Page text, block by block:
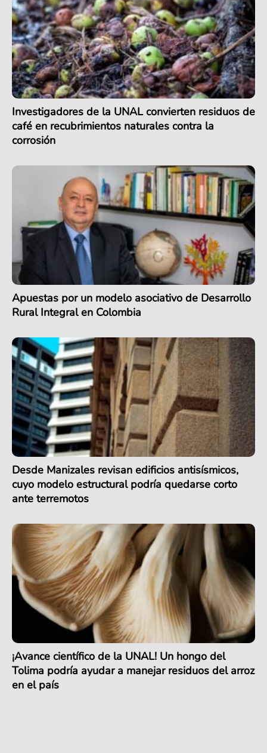
Investigadores de la UNAL convierten residuos de
café en recubrimientos naturales contra la
corrosión
Apuestas por un modelo asociativo de Desarrollo
Rural Integral en Colombia
Desde Manizales revisan edificios antisísmicos,
cuyo modelo estructural podría quedarse corto
ante terremotos
¡Avance científico de la UNAL! Un hongo del
Tolima podría ayudar a manejar residuos del arroz
en el país